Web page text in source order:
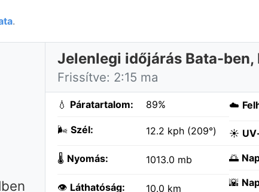
.
Jelenlegi időjárás Bata-
Frissítve: 2:15 ma
💧 Páratartalom: 89%
🌬️ Szél: 12.2 kph (209°)
🌡️ Nyomás: 1013.0 mb
👁️ Láthatóság: 10.0 km
☁️
☀️
🌅
🌇